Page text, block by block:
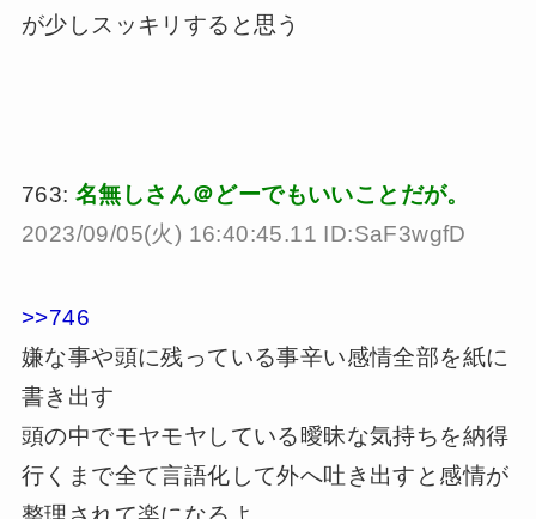
が少しスッキリすると思う
763: 名無しさん＠どーでもいいことだが。
2023/09/05(火) 16:40:45.11 ID:SaF3wgfD
>>746
嫌な事や頭に残っている事辛い感情全部を紙に
書き出す
頭の中でモヤモヤしている曖昧な気持ちを納得
行くまで全て言語化して外へ吐き出すと感情が